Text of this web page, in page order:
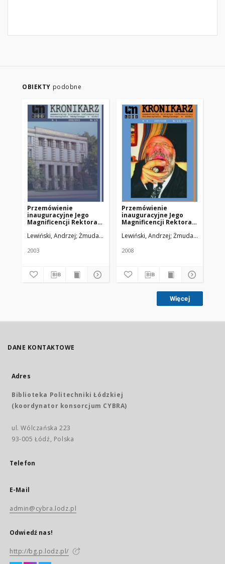
OBIEKTY podobne
Przemówienie
inauguracyjne Jego
Magnificencji Rektora
Medycznego w Łodzi
Lewińskiego
Lewiński, Andrzej Żmuda, Ryszard. Red. nacz.
2003
Przemówienie
inauguracyjne Jego
Magnificencji Rektora
Medycznego w Łodzi –
Lewińskiego
Lewiński, Andrzej Żmuda, Ryszard.
2008
Więcej
DANE KONTAKTOWE
Adres
Biblioteka Politechniki Łódzkiej
(koordynator konsorcjum CYBRA)
ul. Wólczańska 223
93-005 Łódź, Polska
Telefon
E-Mail
admin@cybra.lodz.pl
Odwiedź nas!
http://bg.p.lodz.pl/